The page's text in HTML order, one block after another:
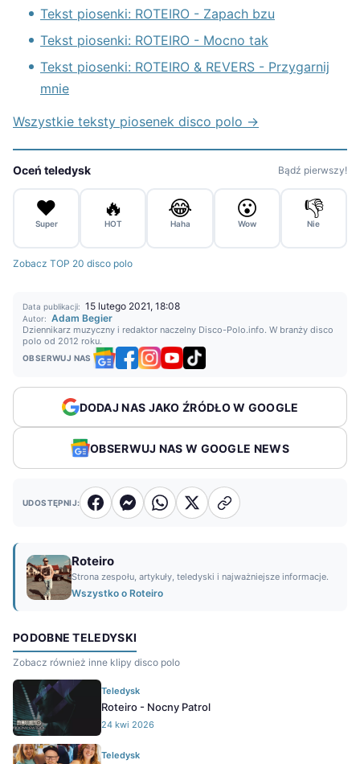
Tekst piosenki: ROTEIRO - Zapach bzu
Tekst piosenki: ROTEIRO - Mocno tak
Tekst piosenki: ROTEIRO & REVERS - Przygarnij
mnie
Wszystkie teksty piosenek disco polo →
Oceń teledysk Bądź pierwszy!
❤️
Super
🔥
HOT
😂
Haha
😮
Wow
👎
Nie
Zobacz TOP 20 disco polo
Data publikacji: 15 lutego 2021, 18:08
Autor: Adam Begier
Dziennikarz muzyczny i redaktor naczelny Disco-Polo.info. W branży disco
polo od 2012 roku.
OBSERWUJ NAS
DODAJ NAS JAKO ŹRÓDŁO W GOOGLE
OBSERWUJ NAS W GOOGLE NEWS
UDOSTĘPNIJ:
Roteiro
Strona zespołu, artykuły, teledyski i najważniejsze informacje.
Wszystko o Roteiro
PODOBNE TELEDYSKI
Zobacz również inne klipy disco polo
Teledysk
Roteiro - Nocny Patrol
24 kwi 2026
Teledysk